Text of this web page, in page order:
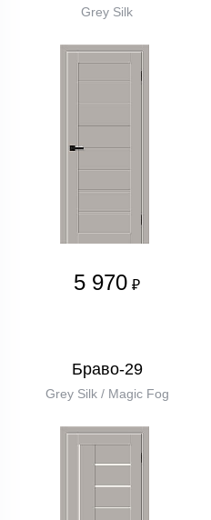
Grey Silk
5 970 ₽
Браво-29
Grey Silk / Magic Fog